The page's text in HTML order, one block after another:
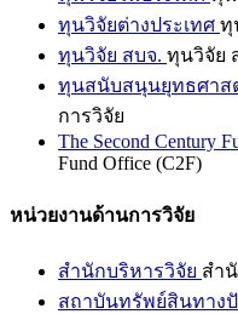
ทุนวิจัยต่างประเทศ ทุ
ทุนวิจัย สบจ. ทุนวิจัย
ทุนสนับสนุนยุทธศาส
การวิจัย
The Second Century
Fund Office (C2F)
หน่วยงานด้านการวิจัย
สำนักบริหารวิจัย สำ
สถาบันทรัพย์สินทาง